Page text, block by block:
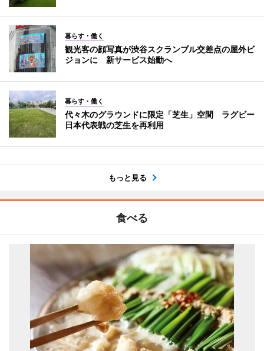
暮らす・働く
観光客の顔写真が渋谷スクランブル交差点の屋外ビ
ジョンに 新サービス始動へ
暮らす・働く
代々木のグラウンドに限定「芝生」空間 ラグビー
日本代表戦の芝生を再利用
もっと見る
食べる